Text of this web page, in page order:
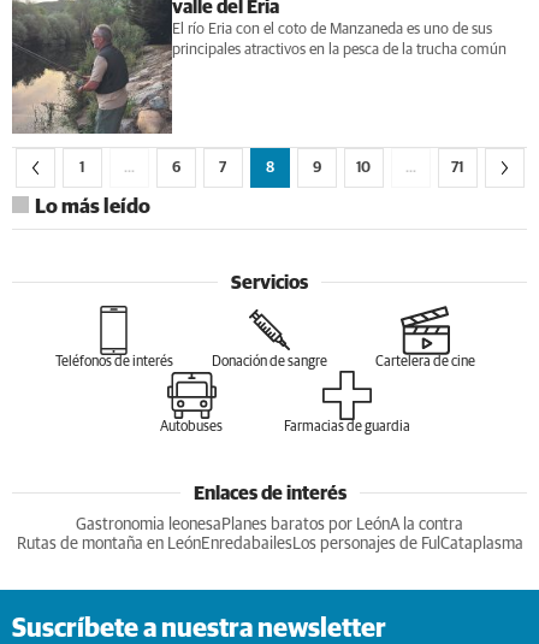
valle del Eria
El río Eria con el coto de Manzaneda es uno de sus
principales atractivos en la pesca de la trucha común
1 … 6 7 8 9 10 … 71
Lo más leído
Servicios
Teléfonos de interés Donación de sangre Cartelera de cine
Autobuses Farmacias de guardia
Enlaces de interés
Gastronomia leonesa Planes baratos por LeónA la contra
Rutas de montaña en LeónEnredabailesLos personajes de Ful Cataplasma
Suscríbete a nuestra newsletter